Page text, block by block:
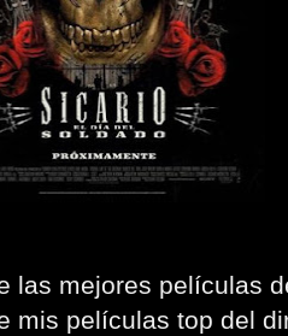
las mejores películas
mis películas top del